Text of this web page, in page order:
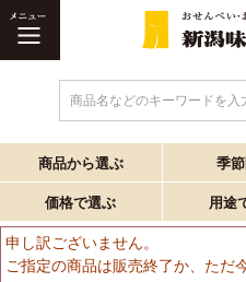
商品名などのキーワードを入
商品から選ぶ 季
価格で選ぶ 用途
申し訳ございません。
ご指定の商品は販売終了か、ただ